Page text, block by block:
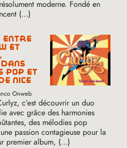
moderne. Fondé en
(…)
et
pop et
nice
Onweb
c’est découvrir un duo
avec grâce des harmonies
des mélodies pop
passion contagieuse pour la
premier album, (…)